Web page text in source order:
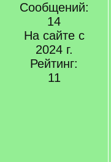
Сообщений:
14
На сайте с
2024 г.
Рейтинг:
11